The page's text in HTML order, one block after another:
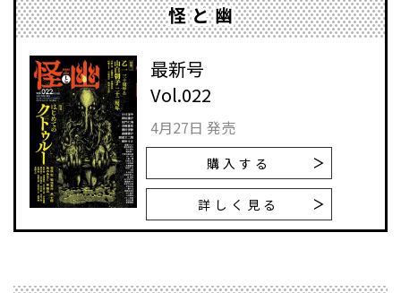
怪と幽
最新号
Vol.022
4月27日 発売
購入する
詳しく見る